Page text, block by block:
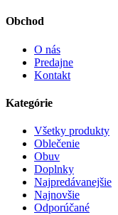
Obchod
O nás
Predajne
Kontakt
Kategórie
Všetky produkty
Oblečenie
Obuv
Doplnky
Najpredávanejšie
Najnovšie
Odporúčané